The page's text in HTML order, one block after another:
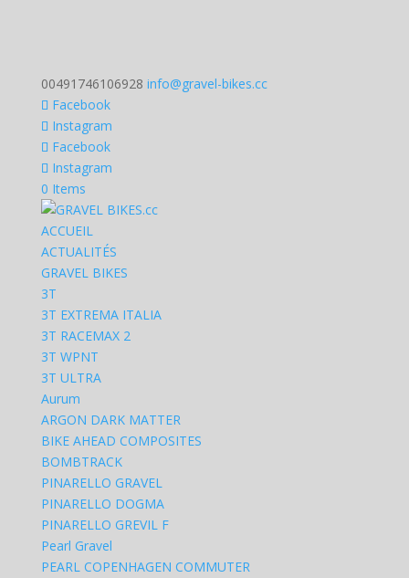
00491746106928 info@gravel-bikes.cc
Facebook
Instagram
Facebook
Instagram
0 Items
ACCUEIL
ACTUALITÉS
GRAVEL BIKES
3T
3T EXTREMA ITALIA
3T RACEMAX 2
3T WPNT
3T ULTRA
Aurum
ARGON DARK MATTER
BIKE AHEAD COMPOSITES
BOMBTRACK
PINARELLO GRAVEL
PINARELLO DOGMA
PINARELLO GREVIL F
Pearl Gravel
PEARL COPENHAGEN COMMUTER